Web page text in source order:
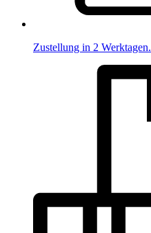
Zustellung in 2 Werktagen.